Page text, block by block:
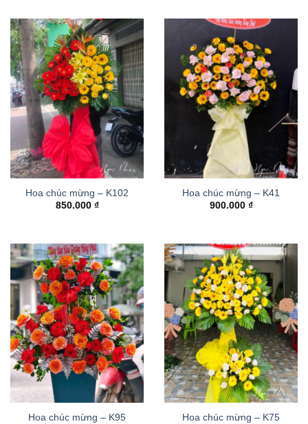
Hoa chúc mừng – K102
850.000 ₫
Hoa chúc mừng – K41
900.000 ₫
Hoa chúc mừng – K95
Hoa chúc mừng – K75